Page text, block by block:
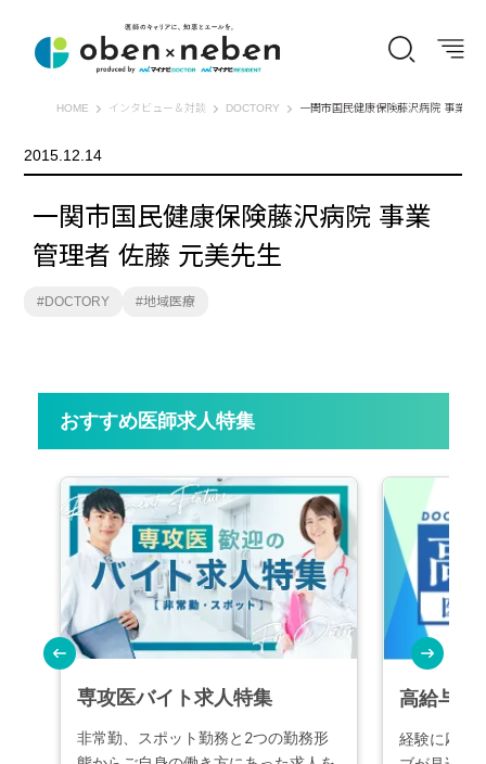
HOME オーベン×ネーベン
インタビュー＆対談 DOCTORY 一関市国民健康保険藤沢病院 事業管
2015.12.14
一関市国民健康保険藤沢病院 事業
管理者 佐藤 元美先生
DOCTORY 地域医療